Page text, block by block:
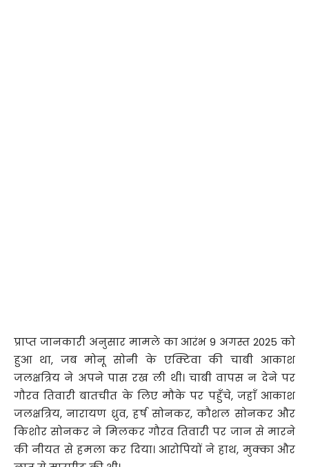
प्राप्त जानकारी अनुसार मामले का आरंभ 9 अगस्त 2025 को
हुआ था, जब मोनू सोनी के एक्टिवा की चाबी आकाश
जलक्षत्रिय ने अपने पास रख ली थी। चाबी वापस न देने पर
गौरव तिवारी बातचीत के लिए मौके पर पहुँचे, जहाँ आकाश
जलक्षत्रिय, नारायण ध्रुव, हर्ष सोनकर, कौशल सोनकर और
किशोर सोनकर ने मिलकर गौरव तिवारी पर जान से मारने
की नीयत से हमला कर दिया। आरोपियों ने हाथ, मुक्का और